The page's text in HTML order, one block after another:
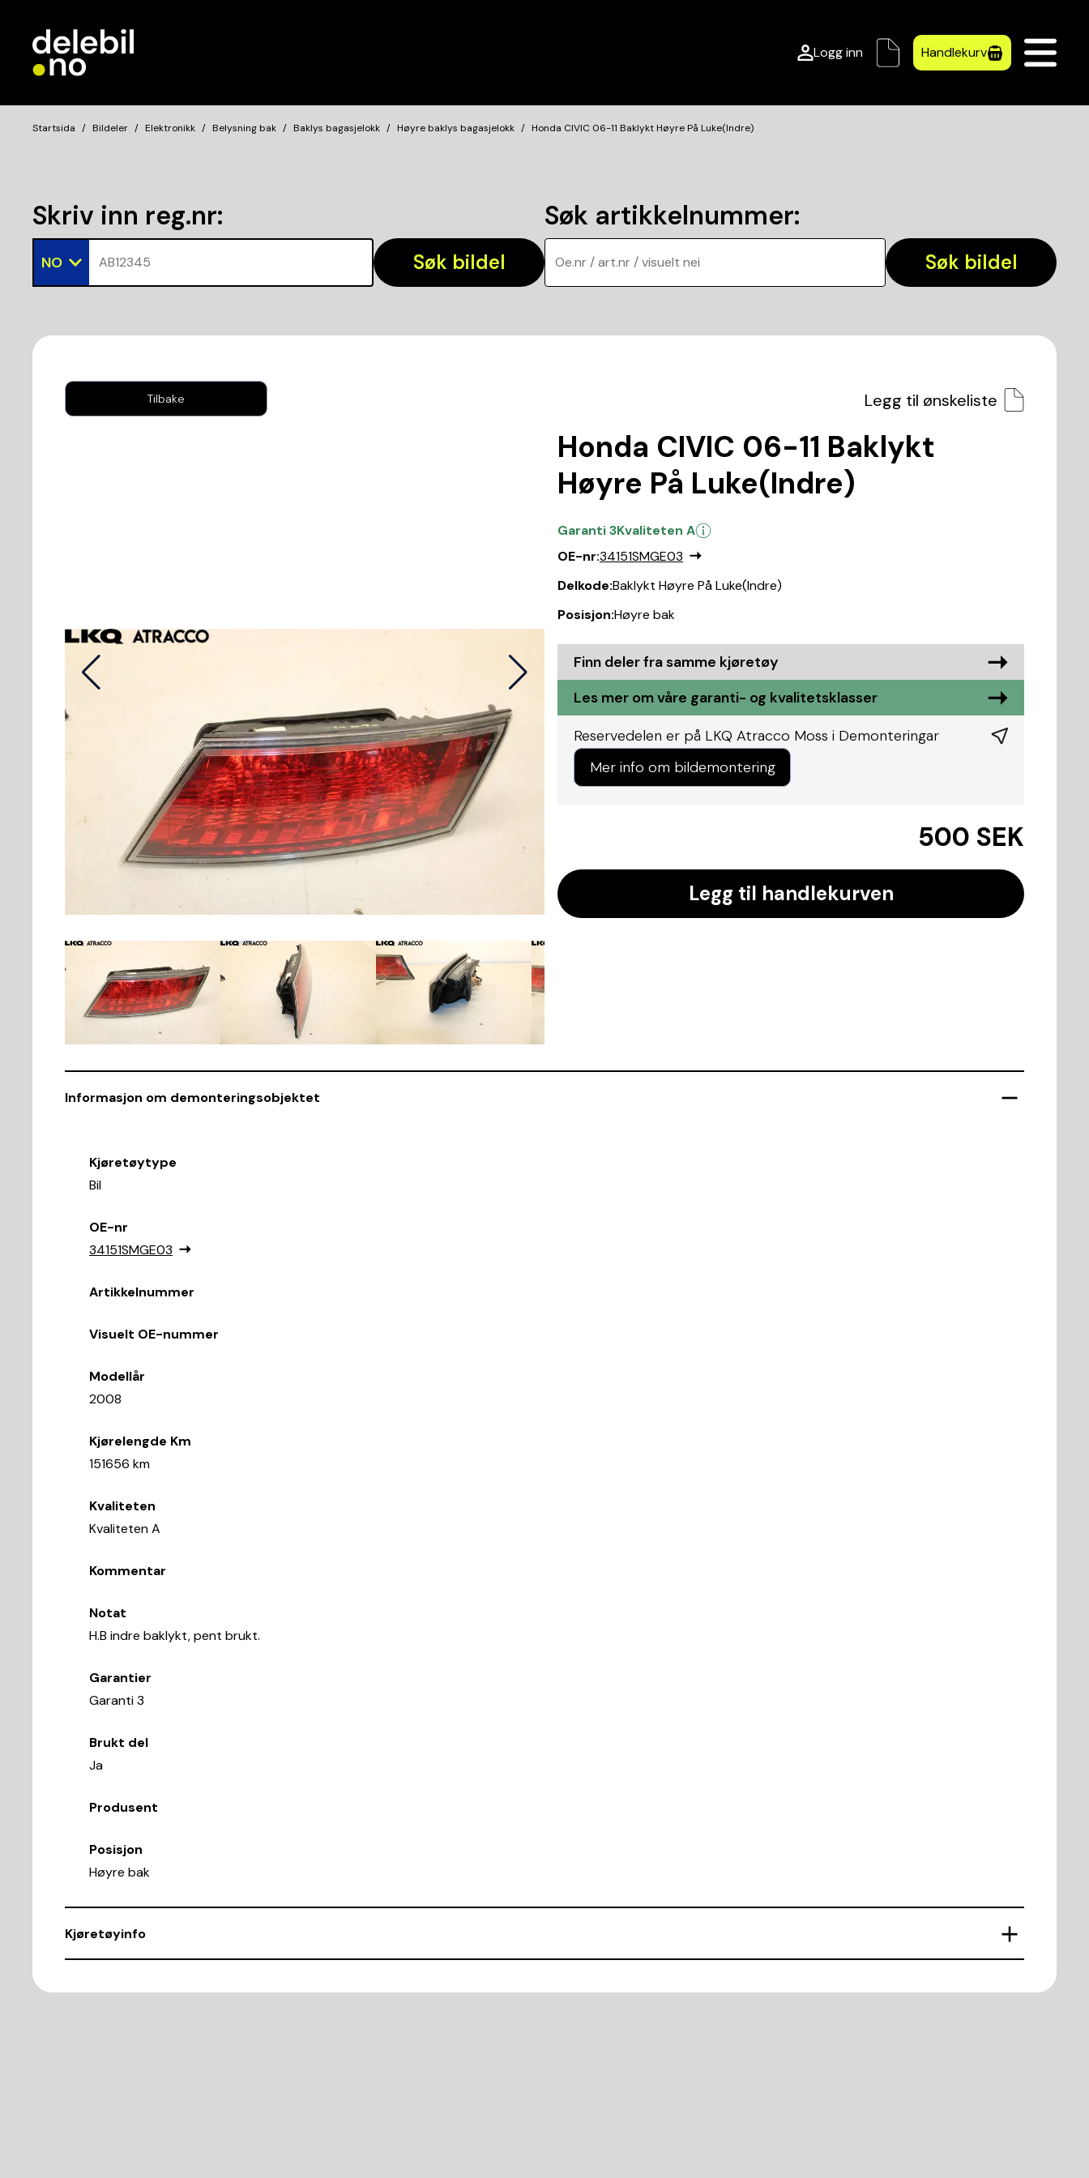
Logg inn Handlekurv
Startsida Bildeler Elektronikk Belysning bak Baklys bagasjelokk Høyre baklys bagasjelokk Honda CIVIC 06-11 Baklykt Høyre På Luke(Indre)
Skriv inn reg.nr:
NO AB12345 Søk bildel
Søk artikkelnummer:
Oe.nr / art.nr / visuelt nei Søk bildel
Tilbake Legg til ønskeliste
Honda CIVIC 06-11 Baklykt
Høyre På Luke(Indre)
Garanti 3Kvaliteten A
OE-nr:34151SMGE03
Delkode:Baklykt Høyre På Luke(Indre)
Posisjon:Høyre bak
Finn deler fra samme kjøretøy
Les mer om våre garanti- og kvalitetsklasser
Reservedelen er på LKQ Atracco Moss i Demonteringar
Mer info om bildemontering
500 SEK
Legg til handlekurven
Informasjon om demonteringsobjektet
Kjøretøytype
Bil
OE-nr
34151SMGE03
Artikkelnummer
Visuelt OE-nummer
Modellår
2008
Kjørelengde Km
151656 km
Kvaliteten
Kvaliteten A
Kommentar
Notat
H.B indre baklykt, pent brukt.
Garantier
Garanti 3
Brukt del
Ja
Produsent
Posisjon
Høyre bak
Kjøretøyinfo
SHHFK27608U003879